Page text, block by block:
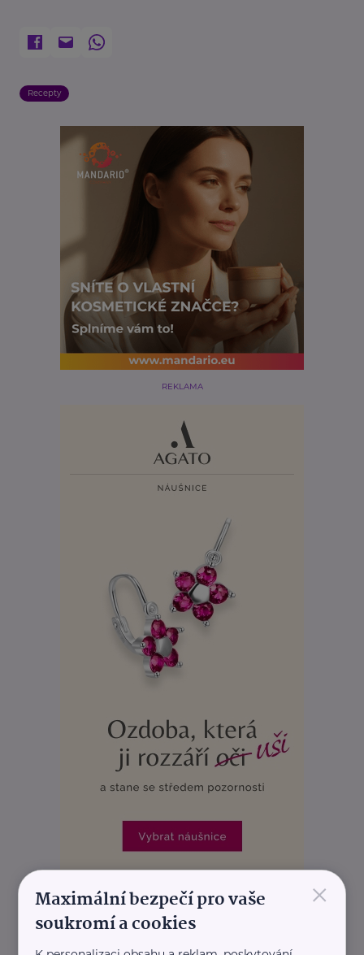
Recepty
REKLAMA
REKLAMA ×
Maximální bezpečí pro vaše
soukromí a cookies